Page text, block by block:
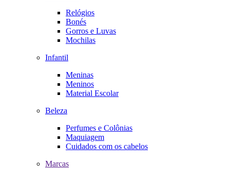
Relógios
Bonés
Gorros e Luvas
Mochilas
Infantil
Meninas
Meninos
Material Escolar
Beleza
Perfumes e Colônias
Maquiagem
Cuidados com os cabelos
Marcas